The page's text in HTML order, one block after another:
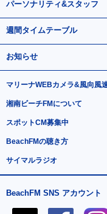
パーソナリティ&スタッフ
週間タイムテーブル
お知らせ
マリーナWEBカメラ&風向風
湘南ビーチFMについて
スポットCM募集中
BeachFMの聴き方
サイマルラジオ
BeachFM SNS アカウント